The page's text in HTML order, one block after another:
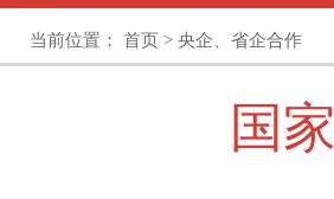
当前位置： 首页 > 央企、省企合作
国